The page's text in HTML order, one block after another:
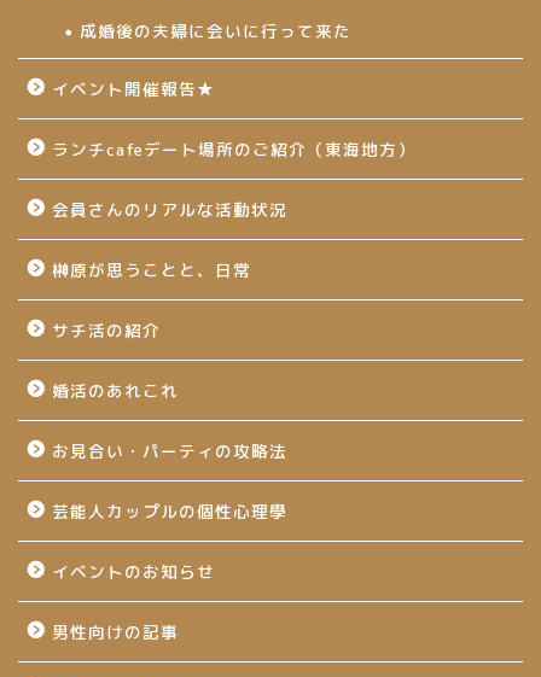
成婚後の夫婦に会いに行って来た
イベント開催報告★
ランチcafeデート場所のご紹介（東海地方）
会員さんのリアルな活動状況
榊原が思うことと、日常
サチ活の紹介
婚活のあれこれ
お見合い・パーティの攻略法
芸能人カップルの個性心理學
イベントのお知らせ
男性向けの記事